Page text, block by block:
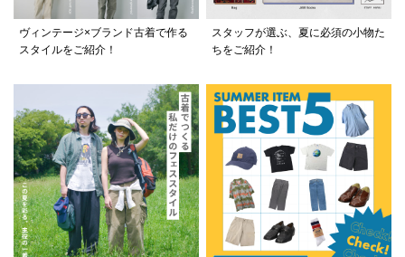
ヴィンテージ×ブランド古着で作る
スタイルをご紹介！
スタッフが選ぶ、夏に必須の小物た
ちをご紹介！